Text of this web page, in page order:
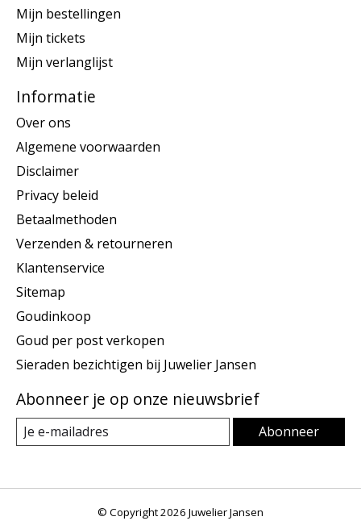
Mijn bestellingen
Mijn tickets
Mijn verlanglijst
Informatie
Over ons
Algemene voorwaarden
Disclaimer
Privacy beleid
Betaalmethoden
Verzenden & retourneren
Klantenservice
Sitemap
Goudinkoop
Goud per post verkopen
Sieraden bezichtigen bij Juwelier Jansen
Abonneer je op onze nieuwsbrief
Abonneer
© Copyright 2026 Juwelier Jansen